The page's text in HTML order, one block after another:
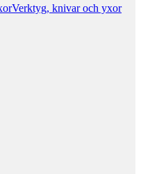
Verktyg, knivar och yxor